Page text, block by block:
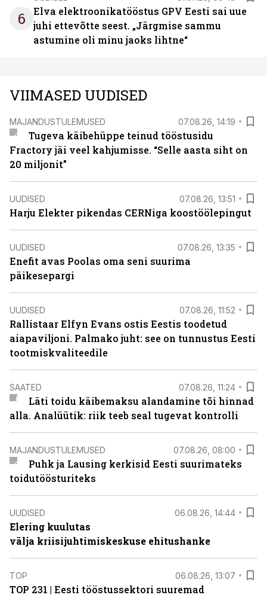
6
Elva elektroonikatööstus GPV Eesti sai uue
juhi ettevõtte seest. „Järgmise sammu
astumine oli minu jaoks lihtne“
VIIMASED UUDISED
MAJANDUSTULEMUSED 07.08.26, 14:19
Tugeva käibehüppe teinud tööstusidu
Fractory jäi veel kahjumisse. “Selle aasta siht on
20 miljonit”
UUDISED 07.08.26, 13:51
Harju Elekter pikendas CERNiga koostöölepingut
UUDISED 07.08.26, 13:35
Enefit avas Poolas oma seni suurima
päikesepargi
UUDISED 07.08.26, 11:52
Rallistaar Elfyn Evans ostis Eestis toodetud
aiapaviljoni. Palmako juht: see on tunnustus Eesti
tootmiskvaliteedile
SAATED 07.08.26, 11:24
Läti toidu käibemaksu alandamine tõi hinnad
alla. Analüütik: riik teeb seal tugevat kontrolli
MAJANDUSTULEMUSED 07.08.26, 08:00
Puhk ja Lausing kerkisid Eesti suurimateks
toidutöösturiteks
UUDISED 06.08.26, 14:44
Elering kuulutas
välja kriisijuhtimiskeskuse ehitushanke
TOP 06.08.26, 13:07
TOP 231 | Eesti tööstussektori suuremad